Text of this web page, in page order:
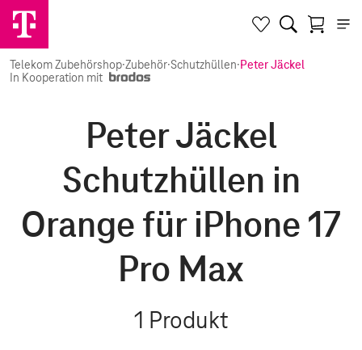
Telekom Zubehörshop·Zubehör·Schutzhüllen·Peter Jäckel
In Kooperation mit
Peter Jäckel
Schutzhüllen in
Orange für iPhone 17
Pro Max
1 Produkt